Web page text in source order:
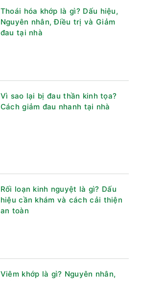
Thoái hóa khớp là gì? Dấu hiệu,
Nguyên nhân, Điều trị và Giảm
đau tại nhà
Vì sao lại bị đau thần kinh tọa?
Cách giảm đau nhanh tại nhà
Rối loạn kinh nguyệt là gì? Dấu
hiệu cần khám và cách cải thiện
an toàn
Viêm khớp là gì? Nguyên nhân,